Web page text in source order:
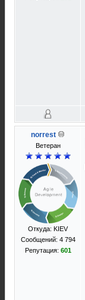
norrest
Ветеран
Откуда: KIEV
Сообщений: 4 794
Репутация: 601